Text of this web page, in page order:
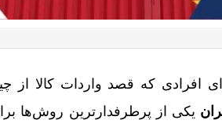
که قصد واردات کالا از
یکی از پرطرفدارترین روش‌ها